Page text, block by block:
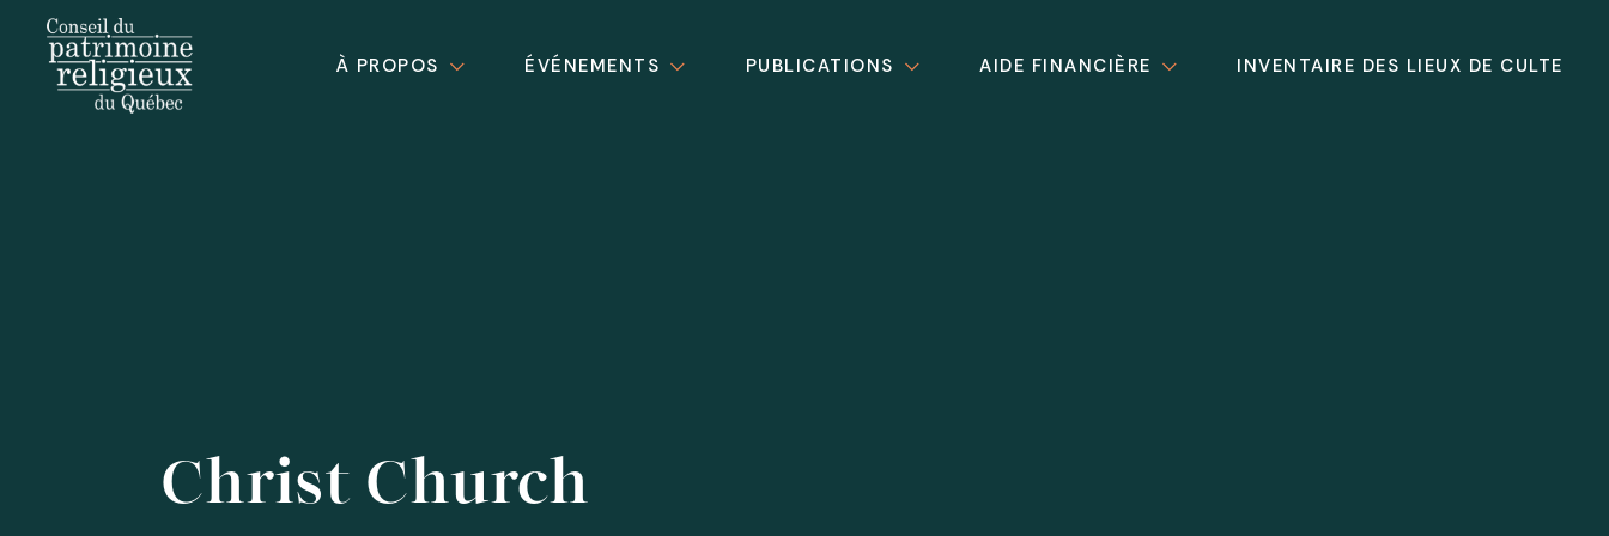
À PROPOS ÉVÉNEMENTS PUBLICATIONS AIDE FINANCIÈRE INVENTAIRE DES LIEUX DE CULTE
Christ Church